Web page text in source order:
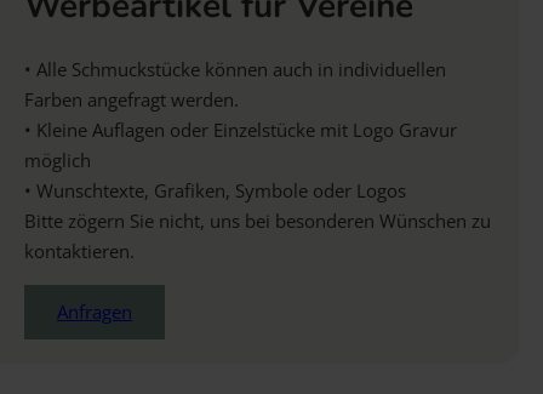
• Alle Schmuckstücke können auch in individuellen
Farben angefragt werden.
• Kleine Auflagen oder Einzelstücke mit Logo Gravur
möglich
• Wunschtexte, Grafiken, Symbole oder Logos
Bitte zögern Sie nicht, uns bei besonderen Wünschen zu
kontaktieren.
Anfragen